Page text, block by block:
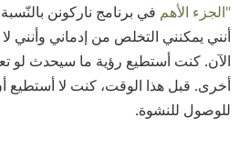
"الجزء الأهم في برنامج ناركونن
أنني يمكنني التخلص من إدماني وأنني
الآن. كنت أستطيع رؤية ما سيحدث لو
أخرى. قبل هذا الوقت، كنت لا أستطيع
للوصول للنشوة.